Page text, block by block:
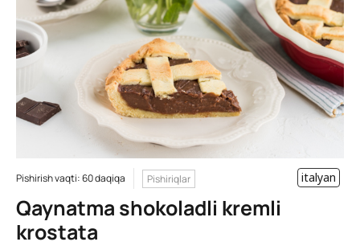
Pishirish vaqti: 60 daqiqa Pishiriqlar italyan
Qaynatma shokoladli kremli
krostata